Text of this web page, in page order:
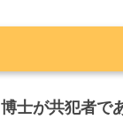
博士が共犯者で